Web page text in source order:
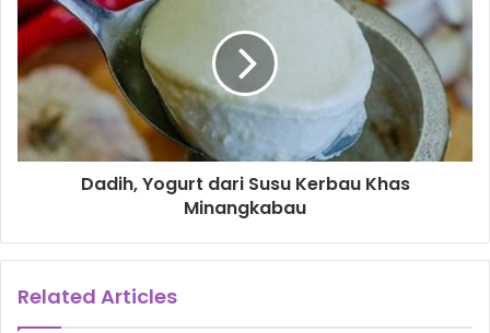
Dadih, Yogurt dari Susu Kerbau Khas
Minangkabau
Related Articles